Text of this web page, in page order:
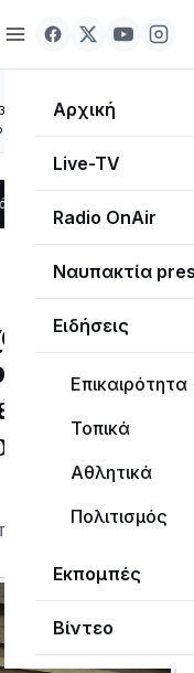
Αρχική
Live-TV
Radio OnAir
Ναυπακτία
Ειδήσεις
Επικαιρότητα
Τοπικά
Αθλητικά
Πολιτισμός
Εκπομπές
Βίντεο
– Παναιγιάλεια
στη
–
RTV